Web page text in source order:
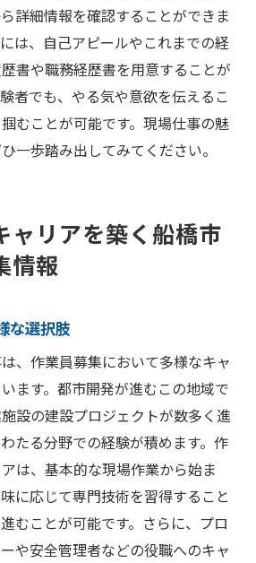
詳細情報を確認することができま
は、自己アピールやこれまでの経
書や職務経歴書を用意することが
者でも、やる気や意欲を伝えるこ
むことが可能です。現場仕事の魅
一歩踏み出してみてください。
ャリアを築く船橋市
情報
な選択肢
、作業員募集において多様なキャ
ます。都市開発が進むこの地域で
設の建設プロジェクトが数多く進
たる分野での経験が積めます。作
は、基本的な現場作業から始ま
に応じて専門技術を習得すること
むことが可能です。さらに、プロ
や安全管理者などの役職へのキャ